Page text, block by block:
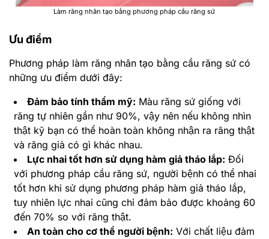
Làm răng nhân tạo bằng phương pháp cầu răng sứ
Ưu điểm
Phương pháp làm răng nhân tạo bằng cầu răng sứ có
những ưu điểm dưới đây:
Đảm bảo tính thẩm mỹ: Màu răng sứ giống với
răng tự nhiên gần như 90%, vậy nên nếu không nhìn
thật kỹ bạn có thể hoàn toàn không nhận ra răng thật
và răng giả có gì khác nhau.
Lực nhai tốt hơn sử dụng hàm giả tháo lắp: Đối
với phương pháp cầu răng sứ, người bệnh có thể nhai
tốt hơn khi sử dụng phương pháp hàm giả tháo lắp,
tuy nhiên lực nhai cũng chỉ đảm bảo được khoảng 60
đến 70% so với răng thật.
An toàn cho cơ thể người bệnh: Với chất liệu đảm